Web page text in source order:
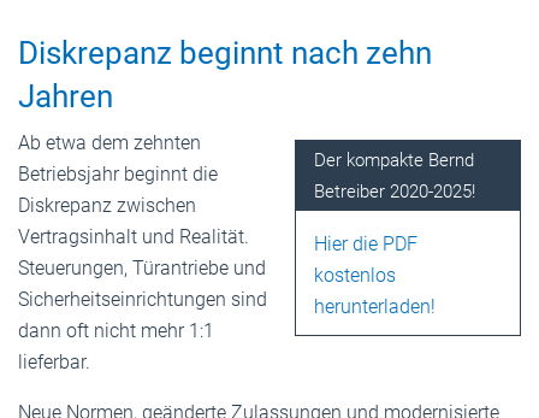
Diskrepanz beginnt nach zehn
Jahren
Der kompakte Bernd
Betreiber 2020-2025!
Hier die PDF
kostenlos
herunterladen!
Ab etwa dem zehnten
Betriebsjahr beginnt die
Diskrepanz zwischen
Vertragsinhalt und Realität.
Steuerungen, Türantriebe und
Sicherheitseinrichtungen sind
dann oft nicht mehr 1:1
lieferbar.
Neue Normen, geänderte Zulassungen und modernisierte